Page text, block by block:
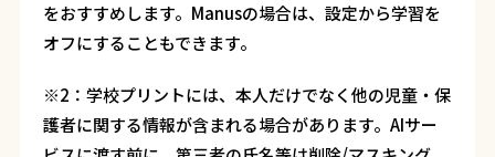
をおすすめします。Manusの場合は、設定から学習を
オフにすることもできます。
※2：学校プリントには、本人だけでなく他の児童・保
護者に関する情報が含まれる場合があります。AIサー